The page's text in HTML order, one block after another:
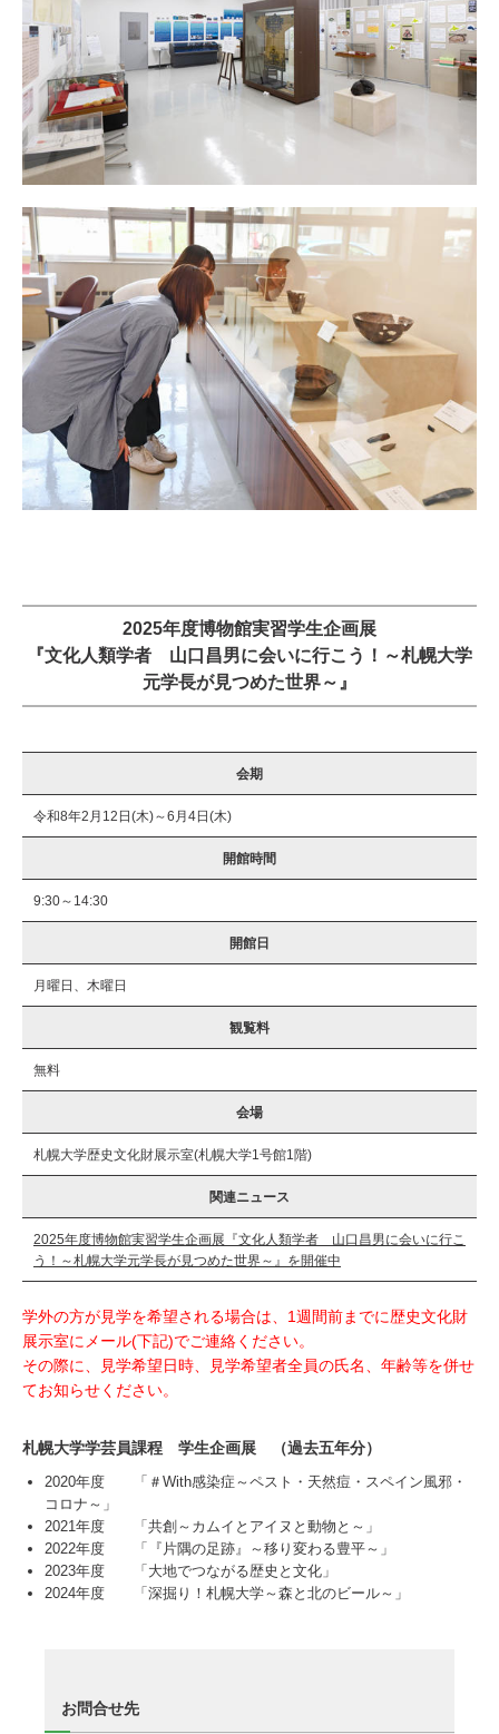
2025年度博物館実習学生企画展
『文化人類学者 山口昌男に会いに行こう！～札幌大学
元学長が見つめた世界～』
会期
令和8年2月12日(木)～6月4日(木)
開館時間
9:30～14:30
開館日
月曜日、木曜日
観覧料
無料
会場
札幌大学歴史文化財展示室(札幌大学1号館1階)
関連ニュース
2025年度博物館実習学生企画展『文化人類学者 山口昌男に会いに行こ
う！～札幌大学元学長が見つめた世界～』を開催中
学外の方が見学を希望される場合は、1週間前までに歴史文化財
展示室にメール(下記)でご連絡ください。
その際に、見学希望日時、見学希望者全員の氏名、年齢等を併せ
てお知らせください。
札幌大学学芸員課程 学生企画展 （過去五年分）
2020年度 「＃With感染症～ペスト・天然痘・スペイン風邪・
コロナ～」
2021年度 「共創～カムイとアイヌと動物と～」
2022年度 「『片隅の足跡』～移り変わる豊平～」
2023年度 「大地でつながる歴史と文化」
2024年度 「深掘り！札幌大学～森と北のビール～」
お問合せ先